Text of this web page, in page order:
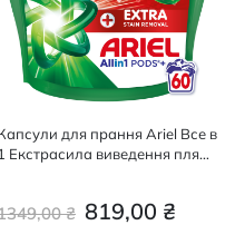
для прання Ariel Все в
Екстрасила виведення плям
819,00 ₴
₴